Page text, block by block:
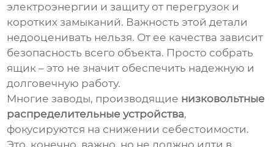
электроэнергии и защиту от перегрузок и
коротких замыканий. Важность этой детали
недооценивать нельзя. От ее качества зависит
безопасность всего объекта. Просто собрать
ящик – это не значит обеспечить надежную и
долговечную работу.
Многие заводы, производящие низковольтные
распределительные устройства,
фокусируются на снижении себестоимости.